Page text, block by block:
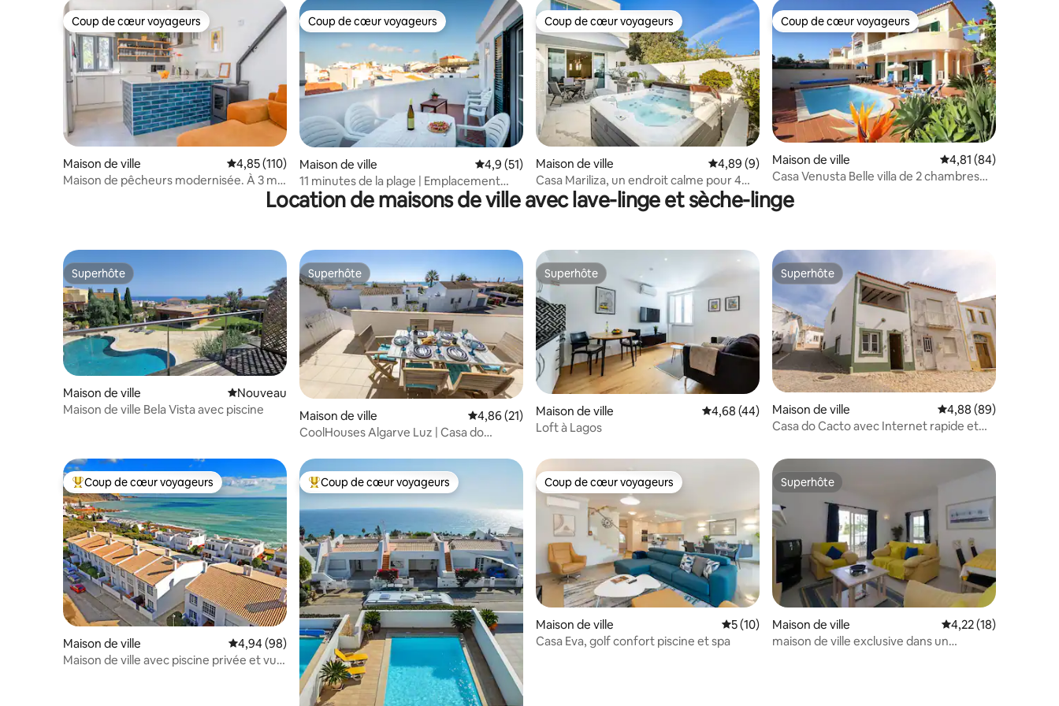
Bien cordialement. Pedro et sa famille
Coup de cœur voyageurs
Coup de cœur voyageurs
Maison de ville Évaluation moyenne sur la base de 110 commentaires : 4,85 sur 5
4,85 (110)
Maison de pêcheurs modernisée. À 3 min
Coup de cœur voyageurs
Coup de cœur voyageurs
Maison de ville Évaluation moyenne sur la base de 51 commentaires : 4,9 sur 5
4,9 (51)
11 minutes de la plage | Emplacement
central | Terrasse ensoleillée
Coup de cœur voyageurs
Coup de cœur voyageurs
Maison de ville Évaluation moyenne sur la base de 9 commentaires : 4,89 sur 5
4,89 (9)
Casa Mariliza, un endroit calme pour 4
personnes,
Coup de cœur voyageurs
Coup de cœur voyageurs
Maison de ville Évaluation moyenne
4,81 (84)
Casa Venusta Belle villa de 2 chambres
avec piscine privée
Location de maisons de ville avec lave-linge et sèche-linge
Superhôte
Superhôte
Maison de ville Nouvel hébergement
Nouveau
Maison de ville Bela Vista avec piscine
Superhôte
Superhôte
Maison de ville Évaluation moyenne sur la base de 21 commentaires : 4,86 sur 5
4,86 (21)
CoolHouses Algarve Luz | Casa do
Superhôte
Superhôte
Maison de ville Évaluation moyenne sur la base de 44 commentaires : 4,68 sur 5
4,68 (44)
Loft à Lagos
Superhôte
Superhôte
Maison de ville Évaluation moyenne
4,88 (89)
Casa do Cacto avec Internet rapide et
Coups de cœur voyageurs les plus appréciés
Coup de cœur voyageurs
Maison de ville Évaluation moyenne sur la base de 98 commentaires : 4,94 sur 5
4,94 (98)
Maison de ville avec piscine privée et vue
Coups de cœur voyageurs les plus appréciés
Coup de cœur voyageurs Coup de cœur voyageurs
Coup de cœur voyageurs
Maison de ville Évaluation moyenne sur la base de 10 commentaires : 5 sur 5
5 (10)
Casa Eva, golf confort piscine et spa
Superhôte
Superhôte
Maison de ville Évaluation moyenne
4,22 (18)
maison de ville exclusive dans un